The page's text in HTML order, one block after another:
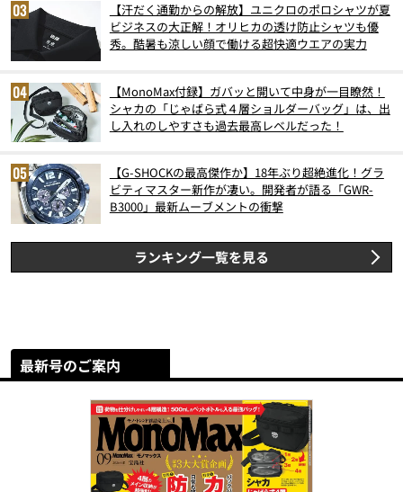
【汗だく通勤からの解放】ユニクロのポロシャツが夏
ビジネスの大正解！オリヒカの透け防止シャツも優
秀。酷暑も涼しい顔で働ける超快適ウエアの実力
【MonoMax付録】ガバッと開いて中身が一目瞭然！
シャカの「じゃばら式４層ショルダーバッグ」は、出
し入れのしやすさも過去最高レベルだった！
【G-SHOCKの最高傑作か】18年ぶり超絶進化！グラ
ビティマスター新作が凄い。開発者が語る「GWR-
B3000」最新ムーブメントの衝撃
ランキング一覧を見る
最新号のご案内